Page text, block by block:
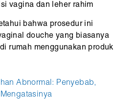
vagina dan leher rahim
bahwa prosedur ini
douche yang biasanya
rumah menggunakan produk
Abnormal: Penyebab,